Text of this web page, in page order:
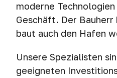
moderne
Geschäft. Der
baut auch den Hafen
Unsere Spezialisten
geeigneten